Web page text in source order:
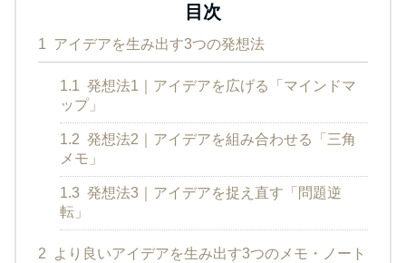
目次
1 アイデアを生み出す3つの発想法
1.1 発想法1｜アイデアを広げる「マインドマ
ップ」
1.2 発想法2｜アイデアを組み合わせる「三角
メモ」
1.3 発想法3｜アイデアを捉え直す「問題逆
転」
2
より良いアイデアを生み出す3つのメモ・ノート